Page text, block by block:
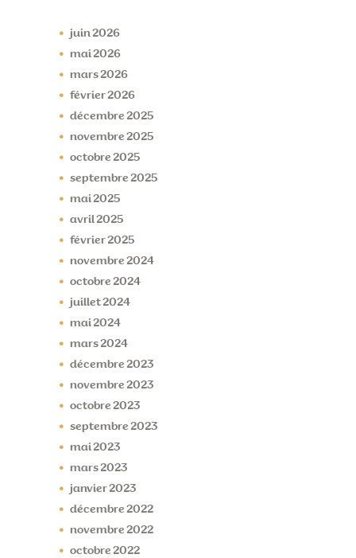
juin2026
mai2026
mars2026
février2026
décembre 2025
novembre 2025
octobre 2025
septembre 2025
mai2025
avril2025
février2025
novembre 2024
octobre 2024
juillet2024
mai2024
mars2024
décembre 2023
novembre 2023
octobre 2023
septembre 2023
mai2023
mars2023
janvier2023
décembre 2022
novembre 2022
octobre 2022